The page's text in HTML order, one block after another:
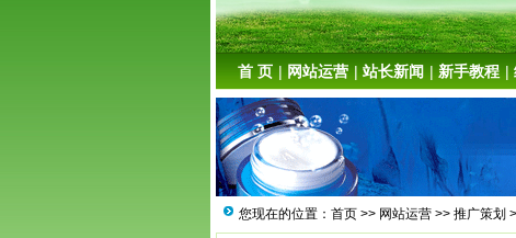
首 页 | 网站运营 |站长新闻 | 新手教程 |
您现在的位置： 首页 >> 网站运营 >> 推广策划